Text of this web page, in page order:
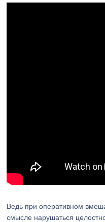
Ведь при оперативном
смысле нарушаться